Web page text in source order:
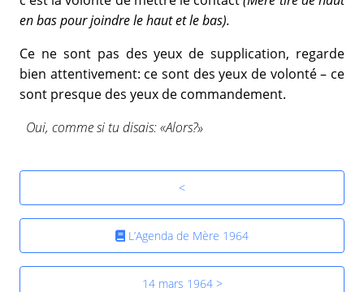
en bas pour joindre le haut et le bas).
Ce ne sont pas des yeux de supplication, regarde
bien attentivement: ce sont des yeux de volonté – ce
sont presque des yeux de commandement.
Oui, comme si tu disais: «Alors?»
<
L’Agenda de Mère 1964
14 mars 1964 >